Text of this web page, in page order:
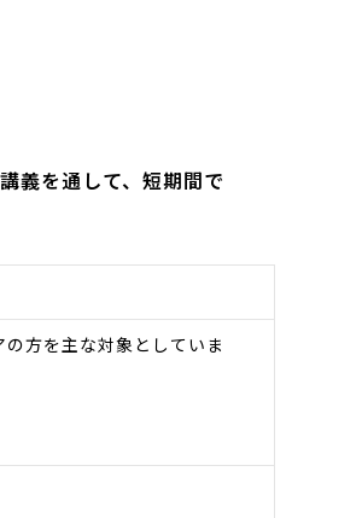
義を通して、短期間で
方を主な対象としていま